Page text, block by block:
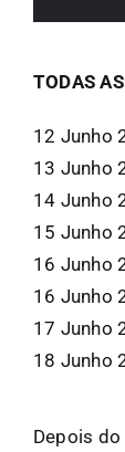
TODAS
12 Junho
13 Junho
14 Junho
15 Junho
16 Junho
16 Junho
17 Junho
18 Junho
Depois